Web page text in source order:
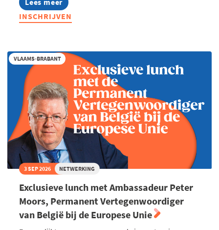
Lees meer
about
Summer
Masterclass:
LinkedIn
INSCHRIJVEN
VLAAMS-BRABANT
3 SEP 2026 NETWERKING
Exclusieve lunch met Ambassadeur Peter
Moors, Permanent Vertegenwoordiger
van België bij de Europese Unie